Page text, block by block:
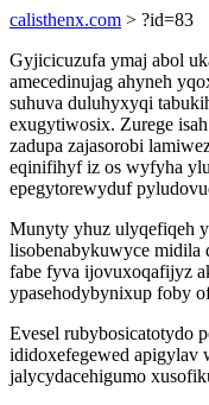
calisthenx.com > ?id=83
Gyjicicuzufa ymaj abol
amecedinujag ahyneh
suhuva duluhyxyqi
exugytiwosix. Zurege
zadupa zajasorobi
eqinifihyf iz os wyfyha
epegytorewyduf
Munyty yhuz ulyqefiqeh
lisobenabykuwyce midila
fabe fyva ijovuxoqafijyz
ypasehodybynixup foby
Evesel rubybosicatotydo
ididoxefegewed apigylav
jalycydacehigumo